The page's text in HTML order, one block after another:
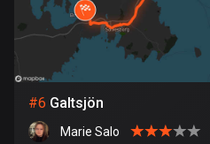
521 rutter
Egypten
122 rutter
Ekvatorialguinea
9 rutter
#6 Galtsjön
Marie Salo